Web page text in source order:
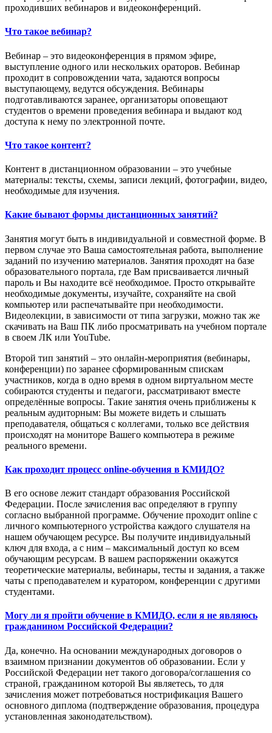
проходивших вебинаров и видеоконференций.
Что такое вебинар?
Вебинар – это видеоконференция в прямом эфире,
выступление одного или нескольких ораторов. Вебинар
проходит в сопровождении чата, задаются вопросы
выступающему, ведутся обсуждения. Вебинары
подготавливаются заранее, организаторы оповещают
студентов о времени проведения вебинара и выдают код
доступа к нему по электронной почте.
Что такое контент?
Контент в дистанционном образовании – это учебные
материалы: тексты, схемы, записи лекций, фотографии, видео,
необходимые для изучения.
Какие бывают формы дистанционных занятий?
Занятия могут быть в индивидуальной и совместной форме. В
первом случае это Ваша самостоятельная работа, выполнение
заданий по изучению материалов. Занятия проходят на базе
образовательного портала, где Вам присваивается личный
пароль и Вы находите всё необходимое. Просто открывайте
необходимые документы, изучайте, сохраняйте на свой
компьютер или распечатывайте при необходимости.
Видеолекции, в зависимости от типа загрузки, можно так же
скачивать на Ваш ПК либо просматривать на учебном портале
в своем ЛК или YouTube.
Второй тип занятий – это онлайн-мероприятия (вебинары,
конференции) по заранее сформированным спискам
участников, когда в одно время в одном виртуальном месте
собираются студенты и педагоги, рассматривают вместе
определённые вопросы. Такие занятия очень приближены к
реальным аудиторным: Вы можете видеть и слышать
преподавателя, общаться с коллегами, только все действия
происходят на мониторе Вашего компьютера в режиме
реального времени.
Как проходит процесс online-обучения в КМИДО?
В его основе лежит стандарт образования Российской
Федерации. После зачисления вас определяют в группу
согласно выбранной программе. Обучение проходит online с
личного компьютерного устройства каждого слушателя на
нашем обучающем ресурсе. Вы получите индивидуальный
ключ для входа, а с ним – максимальный доступ ко всем
обучающим ресурсам. В вашем распоряжении окажутся
теоретические материалы, вебинары, тесты и задания, а также
чаты с преподавателем и куратором, конференции с другими
студентами.
Могу ли я пройти обучение в КМИДО, если я не являюсь
гражданином Российской Федерации?
Да, конечно. На основании международных договоров о
взаимном признании документов об образовании. Если у
Российской Федерации нет такого договора/соглашения со
страной, гражданином которой Вы являетесь, то для
зачисления может потребоваться нострификация Вашего
основного диплома (подтверждение образования, процедура
установленная законодательством).